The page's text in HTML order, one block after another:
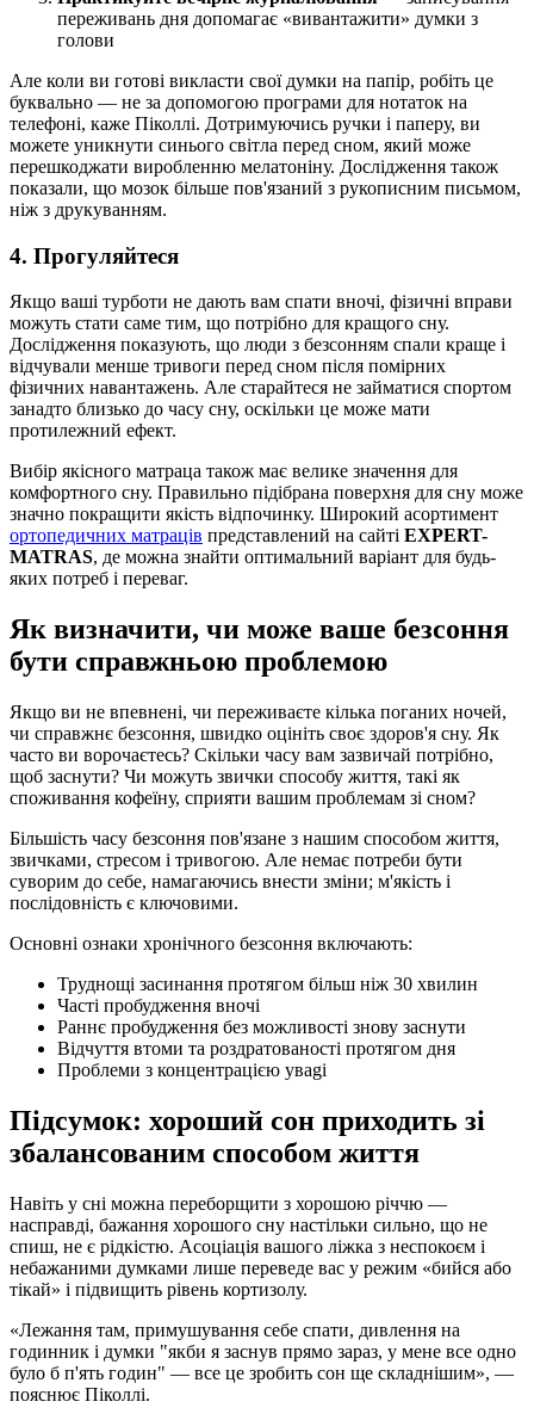
переживань дня допомагає «вивантажити» думки з
голови
Але коли ви готові викласти свої думки на папір, робіть це
буквально — не за допомогою програми для нотаток на
телефоні, каже Піколлі. Дотримуючись ручки і паперу, ви
можете уникнути синього світла перед сном, який може
перешкоджати виробленню мелатоніну. Дослідження також
показали, що мозок більше пов'язаний з рукописним письмом,
ніж з друкуванням.
4. Прогуляйтеся
Якщо ваші турботи не дають вам спати вночі, фізичні вправи
можуть стати саме тим, що потрібно для кращого сну.
Дослідження показують, що люди з безсонням спали краще і
відчували менше тривоги перед сном після помірних
фізичних навантажень. Але старайтеся не займатися спортом
занадто близько до часу сну, оскільки це може мати
протилежний ефект.
Вибір якісного матраца також має велике значення для
комфортного сну. Правильно підібрана поверхня для сну може
значно покращити якість відпочинку. Широкий асортимент
ортопедичних матраців представлений на сайті EXPERT-
MATRAS, де можна знайти оптимальний варіант для будь-
яких потреб і переваг.
Як визначити, чи може ваше безсоння
бути справжньою проблемою
Якщо ви не впевнені, чи переживаєте кілька поганих ночей,
чи справжнє безсоння, швидко оцініть своє здоров'я сну. Як
часто ви ворочаєтесь? Скільки часу вам зазвичай потрібно,
щоб заснути? Чи можуть звички способу життя, такі як
споживання кофеїну, сприяти вашим проблемам зі сном?
Більшість часу безсоння пов'язане з нашим способом життя,
звичками, стресом і тривогою. Але немає потреби бути
суворим до себе, намагаючись внести зміни; м'якість і
послідовність є ключовими.
Основні ознаки хронічного безсоння включають:
Труднощі засинання протягом більш ніж 30 хвилин
Часті пробудження вночі
Раннє пробудження без можливості знову заснути
Відчуття втоми та роздратованості протягом дня
Проблеми з концентрацією увagi
Підсумок: хороший сон приходить зі
збалансованим способом життя
Навіть у сні можна переборщити з хорошою річчю —
насправді, бажання хорошого сну настільки сильно, що не
спиш, не є рідкістю. Асоціація вашого ліжка з неспокоєм і
небажаними думками лише переведе вас у режим «бийся або
тікай» і підвищить рівень кортизолу.
«Лежання там, примушування себе спати, дивлення на
годинник і думки "якби я заснув прямо зараз, у мене все одно
було б п'ять годин" — все це зробить сон ще складнішим», —
пояснює Піколлі.